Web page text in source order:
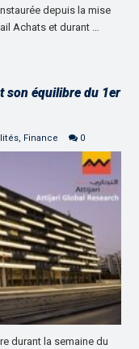
depuis la mise
Achats et durant …
son équilibre du 1er
, Finance 0
durant la semaine du